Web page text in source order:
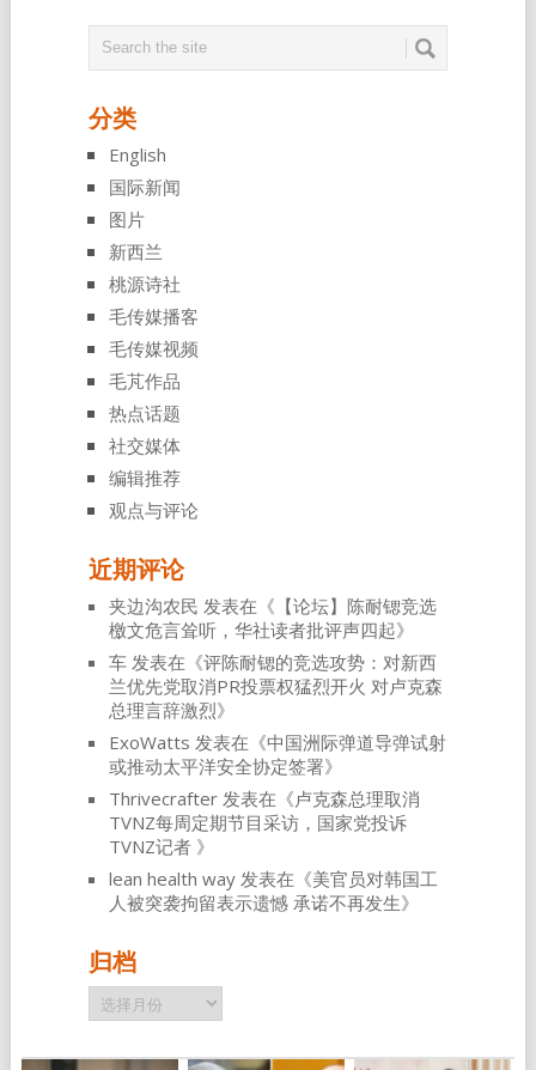
分类
English
国际新闻
图片
新西兰
桃源诗社
毛传媒播客
毛传媒视频
毛芃作品
热点话题
社交媒体
编辑推荐
观点与评论
近期评论
夹边沟农民 发表在《 【论坛】陈耐锶竞选
檄文危言耸听，华社读者批评声四起》
车发表在《评陈耐锶的竞选攻势：对新西
兰优先党取消PR投票权猛烈开火 对卢克森
总理言辞激烈》
ExoWatts 发表在《中国洲际弹道导弹试射
或推动太平洋安全协定签署》
Thrivecrafter发表在《卢克森总理取消
TVNZ每周定期节目采访，国家党投诉
TVNZ记者 》
lean health way发表在《美官员对韩国工
人被突袭拘留表示遗憾 承诺不再发生》
归档
归
档